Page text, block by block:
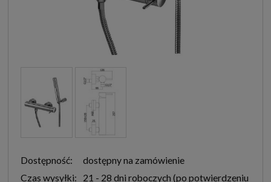
Dostępność:
dostępny na zamówienie
Czas wysyłki:
21 - 28 dni roboczych